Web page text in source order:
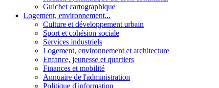
Guichet cartographique
Logement, environnement...
Culture et développement urbain
Sport et cohésion sociale
Services industriels
Logement, environnement et architecture
Enfance, jeunesse et quartiers
Finances et mobilité
Annuaire de l'administration
Politique d'information